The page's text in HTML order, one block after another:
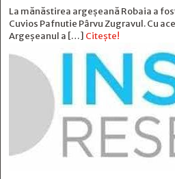
La mănăstirea argeșeană Robaia a
Cuvios Pafnutie Pârvu Zugravul. Cu
Argeșeanul a […] Citește!